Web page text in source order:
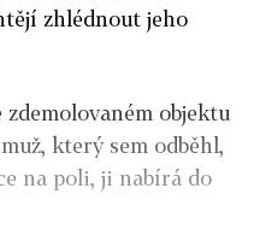
zhlédnout jeho
objektu
který sem odběhl,
na poli, ji nabírá do